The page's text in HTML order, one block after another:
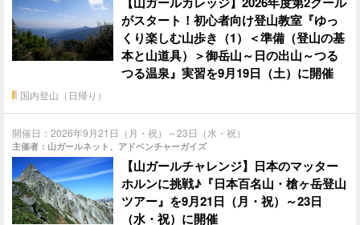
がスタート！初心者向け登山教室『ゆっ
くり楽しむ山歩き（1）＜準備（登山の基
本と山道具）＞御岳山～日の出山～つる
つる温泉』実習を9月19日（土）に開催
国内登山（日帰り）
開催日：2026年9月21日（月・祝）～23日（水・祝）
主催者：山ガールネット、アドベンチャーガイズ
【山ガールチャレンジ】日本のマッター
ホルンに挑戦♪『日本百名山・槍ヶ岳登山
ツアー』を9月21日（月・祝）～23日
（水・祝）に開催